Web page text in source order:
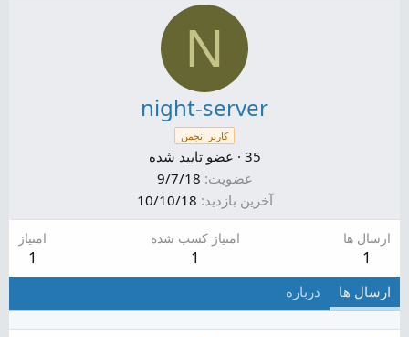
N
night-server
کاربر انجمن
عضو تایید شده · 35
عضویت 9/7/18
آخرین بازدید 10/10/18
ارسال ها
1
امتیاز کسب شده
1
امتیاز
1
ارسال ها درباره